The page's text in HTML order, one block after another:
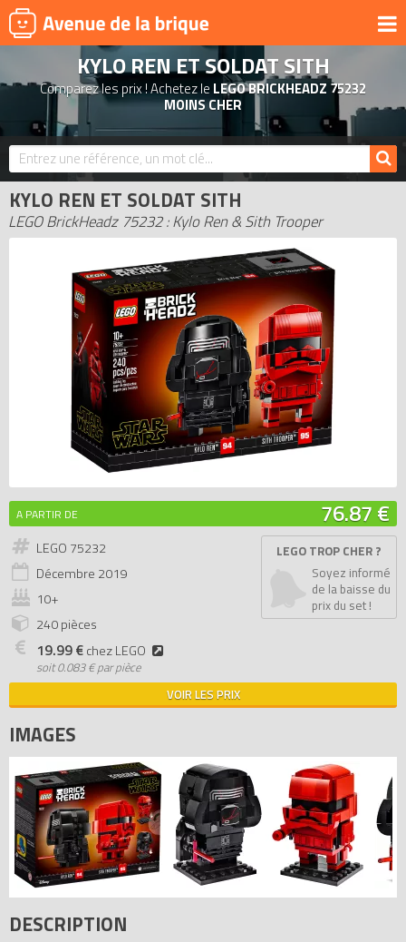
UNIVERS
PRODUITS DÉRIVÉS
NOUVEAUTÉS
LEGO 2026
BONS PLANS
ACTUALITÉS
ASSOCIATIONS DE FANS
EXPOSITIONS LEGO
LEGO LES PLUS CHERS
DERNIERS LEGO AJOUTÉS
KYLO REN ET SOLDAT SITH
Comparez les prix ! Achetez le LEGO BRICKHEADZ 75232
MOINS CHER
KYLO REN ET SOLDAT SITH
LEGO BrickHeadz 75232 : Kylo Ren & Sith Trooper
A PARTIR DE 76.87 €
LEGO 75232
Décembre 2019
10+
240 pièces
19.99 €chez LEGO
soit0.083 € par pièce
LEGO TROP CHER ?
Soyez informé
de la baisse du
prix du set !
VOIR LES PRIX
IMAGES
DESCRIPTION